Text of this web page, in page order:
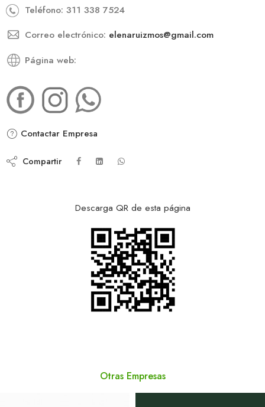
Teléfono: 311 338 7524
Correo electrónico: elenaruizmos@gmail.com
Página web:
Contactar Empresa
Compartir
Descarga QR de esta página
Otras Empresas